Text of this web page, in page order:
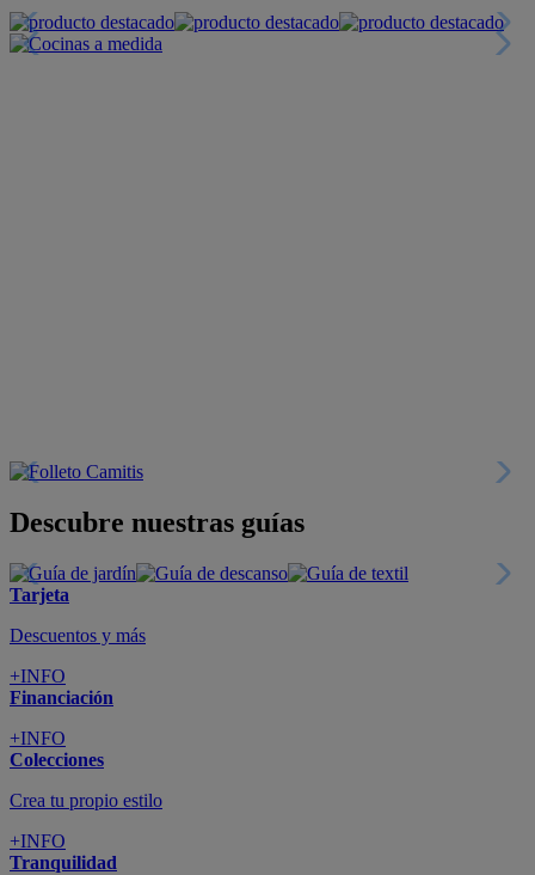
Descubre nuestras guías
Tarjeta
Descuentos y más
+INFO
Financiación
+INFO
Colecciones
Crea tu propio estilo
+INFO
Tranquilidad